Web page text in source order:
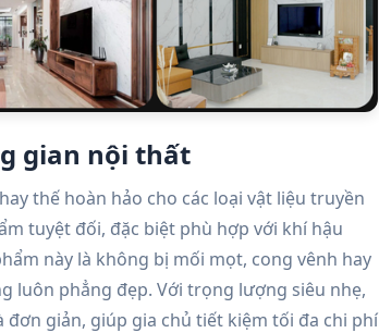
gian nội thất
thế hoàn hảo cho các loại vật liệu truyền
tuyệt đối, đặc biệt phù hợp với khí hậu
này là không bị mối mọt, cong vênh hay
luôn phẳng đẹp. Với trọng lượng siêu nhẹ,
giản, giúp gia chủ tiết kiệm tối đa chi phí